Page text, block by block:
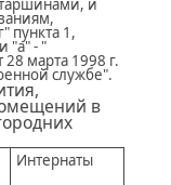
и
пункта 1,
"а" - "
28 марта 1998 г.
службе".
в
Интернаты